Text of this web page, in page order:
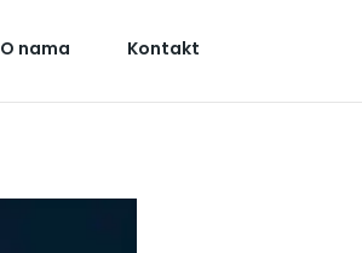
O nama Kontakt